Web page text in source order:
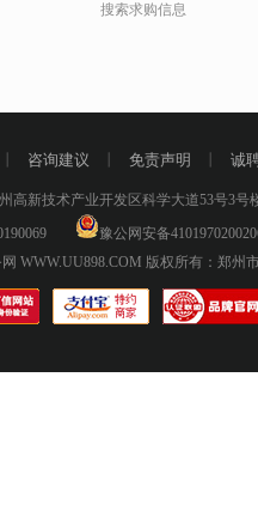
搜索求购信息
咨询建议 免责声明 诚
高新技术产业开发区科学大道53号3号
豫公网安备
WWW.UU898.COM 版权所有：郑州